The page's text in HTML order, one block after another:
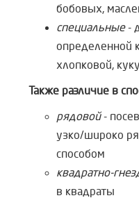
бобовых,
специальные-
определенной
хлопковой,
Также различие в
рядовой-
узко/широко
способом
квадратно-
в квадраты